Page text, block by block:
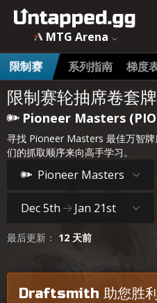
MTG Arena
限制赛
系列指南 梯度
限制赛轮抽席卷套牌
Pioneer Masters
寻找 Pioneer Masters 最佳万智
们的抓取顺序来向高手学习。
Pioneer Masters
Dec 5th Jan 21st
最后更新： 12 天前
Draftsmith 助您胜利